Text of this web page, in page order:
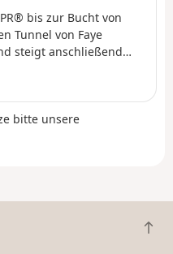
bis zur Bucht von
Tunnel von Faye
steigt anschließend
dem Zweiten
schönen Ausblick
Lage.
bitte unsere
Z